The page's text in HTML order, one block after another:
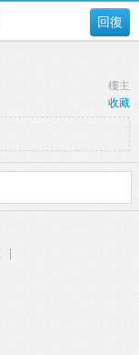
回復
樓主
收藏